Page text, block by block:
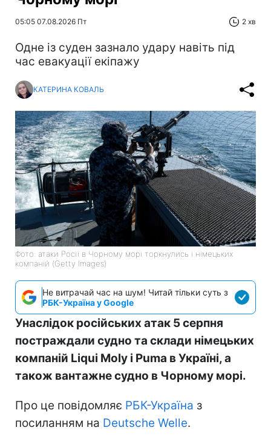
05:05 07.08.2026 Пт 2 хв
Одне із суден зазнало удару навіть під
час евакуації екіпажу
КАТЕРИНА КОВАЛЬ
Фото: атаки Росії в Чорному морі торкнулись і німецьких
компаній (Getty Images)
Не витрачай час на шум! Читай тільки суть з
РБК-Україна у Google
Унаслідок російських атак 5 серпня
постраждали судно та склади німецьких
компаній Liqui Moly і Puma в Україні, а
також вантажне судно в Чорному морі.
Про це повідомляє РБК-Україна з
посиланням на Deutsche Welle.